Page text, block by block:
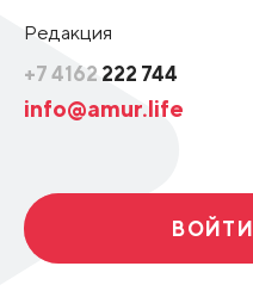
Редакция
+7 4162 222 744
info@amur.life